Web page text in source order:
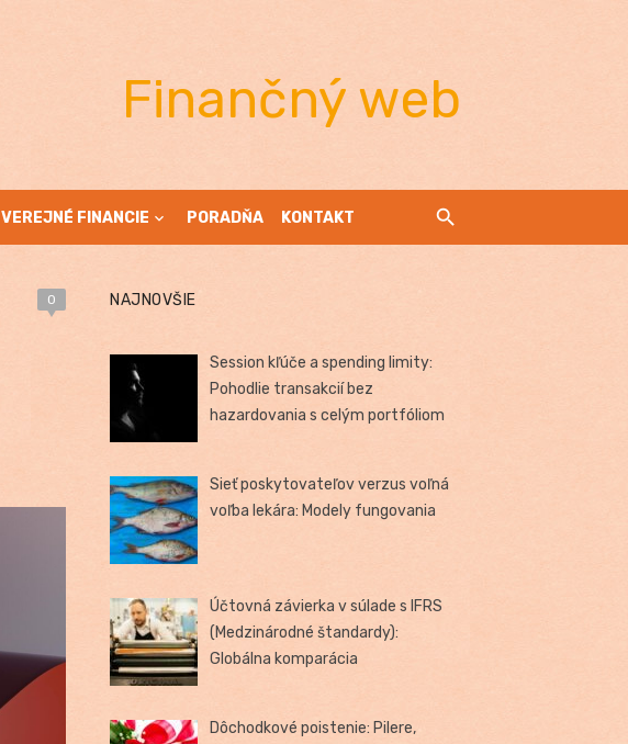
Finančný web
VEREJNÉ FINANCIE PORADŇA KONTAKT
0 NAJNOVŠIE
Session kľúče a spending limity:
Pohodlie transakcií bez
hazardovania s celým portfóliom
Sieť poskytovateľov verzus voľná
voľba lekára: Modely fungovania
Účtovná závierka v súlade s IFRS
(Medzinárodné štandardy):
Globálna komparácia
Dôchodkové poistenie: Pilere,